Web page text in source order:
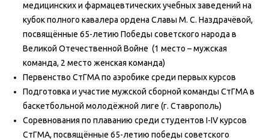
медицинских и фармацевтических учебных заведений на
кубок полного кавалера ордена Славы М. С. Наздрачёвой,
посвящённые 65-летию Победы советского народа в
Великой Отечественной Войне (1 место – мужская
команда, 2 место женская команда)
Первенство СтГМА по аэробике среди первых курсов
Подготовка и участие мужской сборной команды СтГМА в
баскетбольной молодёжной лиге (г. Ставрополь)
Соревнования по плаванию среди студентов I-IV курсов
СтГМА, посвящённые 65-летию победы советского